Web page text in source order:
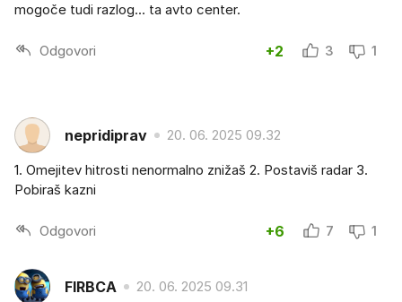
mogoče tudi razlog... ta avto center.
Odgovori +2 3 1
nepridiprav 20. 06. 2025 09.32
1. Omejitev hitrosti nenormalno znižaš 2. Postaviš radar 3.
Pobiraš kazni
Odgovori +6 7 1
FIRBCA 20. 06. 2025 09.31